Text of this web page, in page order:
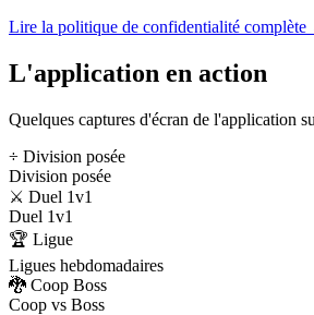
Lire la politique de confidentialité
L'application en action
Quelques captures d'écran de l'application
÷ Division posée
Division posée
⚔️ Duel 1v1
Duel 1v1
🏆 Ligue
Ligues hebdomadaires
🐉 Coop Boss
Coop vs Boss